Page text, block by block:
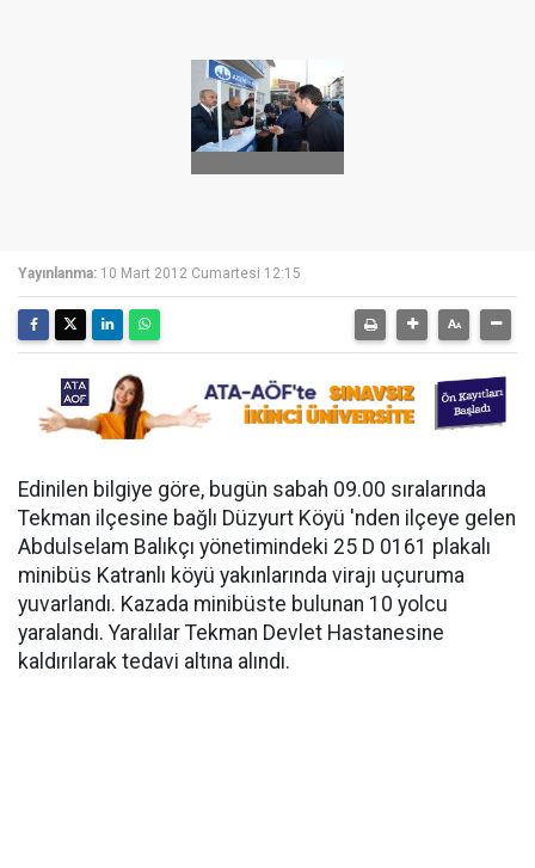
Yayınlanma: 10 Mart 2012 Cumartesi 12:15
Edinilen bilgiye göre, bugün sabah 09.00 sıralarında
Tekman ilçesine bağlı Düzyurt Köyü 'nden ilçeye gelen
Abdulselam Balıkçı yönetimindeki 25 D 0161 plakalı
minibüs Katranlı köyü yakınlarında virajı uçuruma
yuvarlandı. Kazada minibüste bulunan 10 yolcu
yaralandı. Yaralılar Tekman Devlet Hastanesine
kaldırılarak tedavi altına alındı.